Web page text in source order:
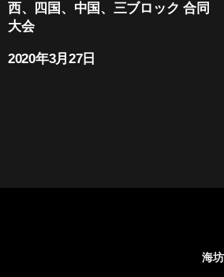
西、四国、中国、三ブロック 合同
大会
2020年3月27日
海